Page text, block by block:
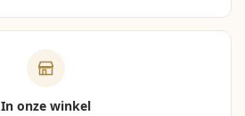
In onze winkel